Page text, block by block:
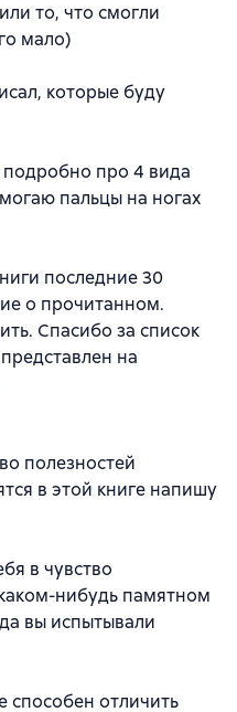
то, что смогли
мало)
которые буду
про 4 вида
пальцы на ногах
последние 30
о прочитанном.
Спасибо за список
на
полезностей
в этой книге напишу
в чувство
нибудь памятном
вы испытывали
способен отличить